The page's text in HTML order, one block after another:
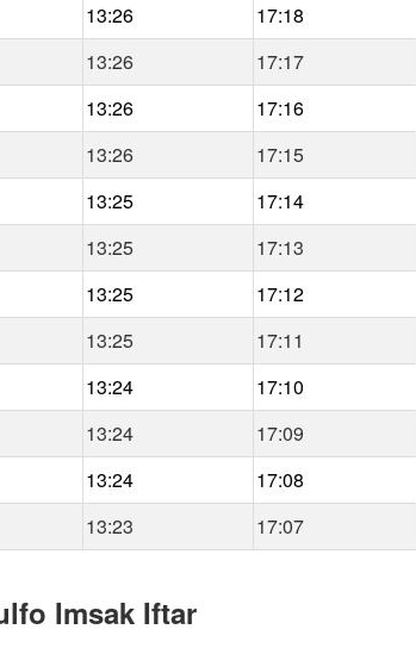
13:26 17:18
13:26 17:17
13:26 17:16
13:26 17:15
13:25 17:14
13:25 17:13
13:25 17:12
13:25 17:11
13:24 17:10
13:24 17:09
13:24 17:08
13:23 17:07
Imsak Iftar